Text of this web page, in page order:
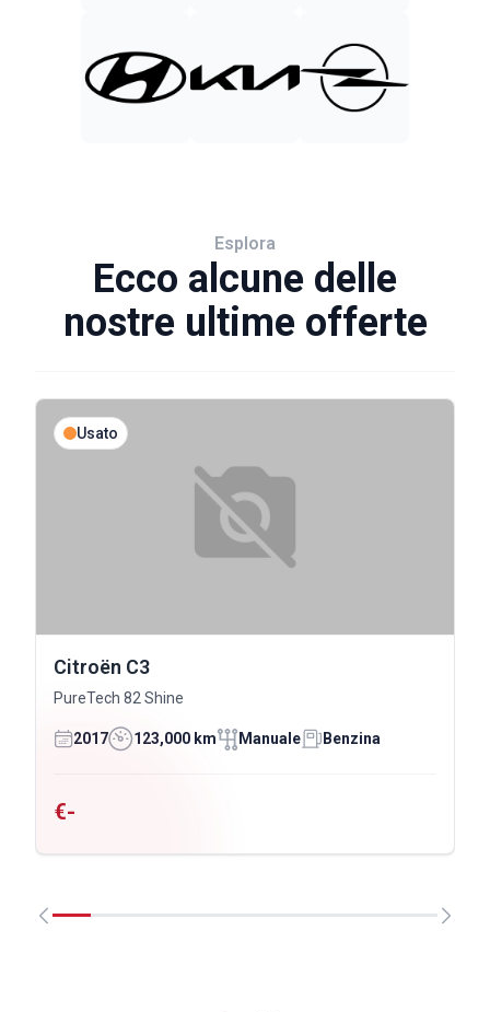
Esplora
Ecco alcune delle
nostre ultime offerte
Usato
Citroën C3
PureTech 82 Shine
2017 123,000 km Manuale Benzina
€-